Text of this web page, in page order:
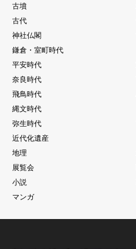
古墳
古代
神社仏閣
鎌倉・室町時代
平安時代
奈良時代
飛鳥時代
縄文時代
弥生時代
近代化遺産
地理
展覧会
小説
マンガ